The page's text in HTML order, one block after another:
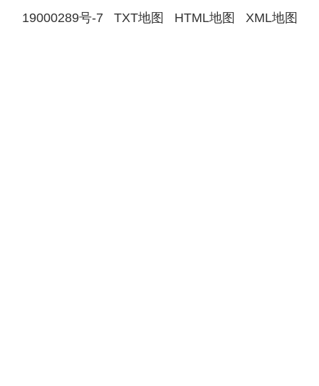
19000289号-7 TXT地图 HTML地图 XML地图